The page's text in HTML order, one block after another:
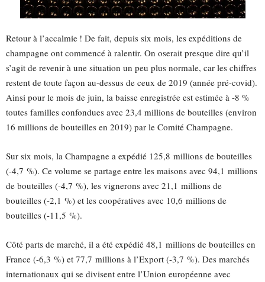
Retour à l’accalmie ! De fait, depuis six mois, les expéditions de
champagne ont commencé à ralentir. On oserait presque dire qu’il
s’agit de revenir à une situation un peu plus normale, car les chiffres
restent de toute façon au-dessus de ceux de 2019 (année pré-covid).
Ainsi pour le mois de juin, la baisse enregistrée est estimée à -8 %
toutes familles confondues avec 23,4 millions de bouteilles (environ
16 millions de bouteilles en 2019) par le Comité Champagne.
Sur six mois, la Champagne a expédié 125,8 millions de bouteilles
(-4,7 %). Ce volume se partage entre les maisons avec 94,1 millions
de bouteilles (-4,7 %), les vignerons avec 21,1 millions de
bouteilles (-2,1 %) et les coopératives avec 10,6 millions de
bouteilles (-11,5 %).
Côté parts de marché, il a été expédié 48,1 millions de bouteilles en
France (-6,3 %) et 77,7 millions à l’Export (-3,7 %). Des marchés
internationaux qui se divisent entre l’Union européenne avec